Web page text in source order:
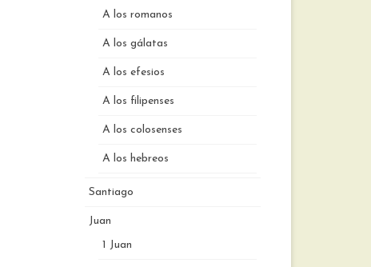
A los romanos
A los gálatas
A los efesios
A los filipenses
A los colosenses
A los hebreos
Santiago
Juan
1 Juan